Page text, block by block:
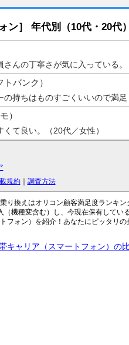
ン］ 年代別（10代・20代）
んの丁寧さが気に入っている。
バンク）
持ちはものすごくいいので満足
）
て良い。（20代／女性）
規約｜ 調査方法
り換えはオリコン顧客満足度ランキン
機種変含む）し、今現在保有してい
フォン）を紹介！あなたにピッタリ
キャリア（スマートフォン）